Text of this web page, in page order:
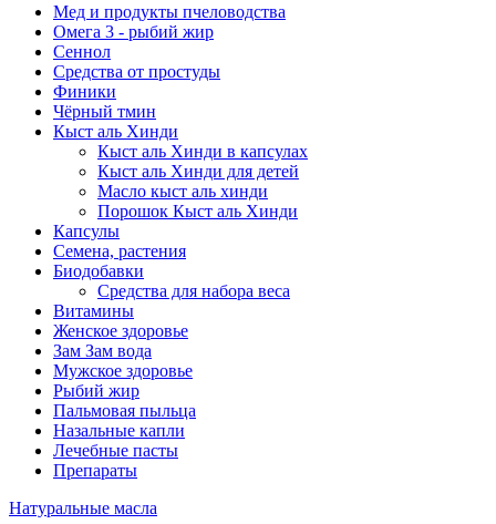
Мед и продукты пчеловодства
Омега 3 - рыбий жир
Сеннол
Средства от простуды
Финики
Чёрный тмин
Кыст аль Хинди
Кыст аль Хинди в капсулах
Кыст аль Хинди для детей
Масло кыст аль хинди
Порошок Кыст аль Хинди
Капсулы
Семена, растения
Биодобавки
Средства для набора веса
Витамины
Женское здоровье
Зам Зам вода
Мужское здоровье
Рыбий жир
Пальмовая пыльца
Назальные капли
Лечебные пасты
Препараты
Натуральные масла